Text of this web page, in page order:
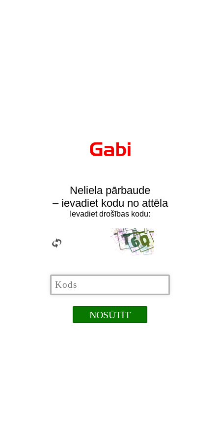
Neliela pārbaude
– ievadiet kodu no attēla
Ievadiet drošības kodu: